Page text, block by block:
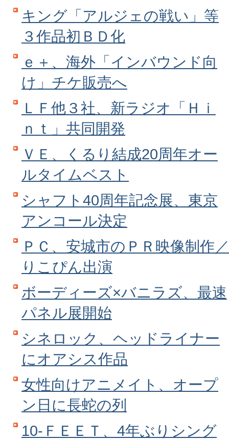
キング「アルジェの戦い」等
３作品初ＢＤ化
ｅ＋、海外「インバウンド向
け」チケ販売へ
ＬＦ他３社、新ラジオ「Ｈｉ
ｎｔ」共同開発
ＶＥ、くるり結成20周年オー
ルタイムベスト
シャフト40周年記念展、東京
アンコール決定
ＰＣ、安城市のＰＲ映像制作／
りこぴん出演
ボーディーズ×バニラズ、最速
パネル展開始
シネロック、ヘッドライナー
にオアシス作品
女性向けアニメイト、オープ
ン日に長蛇の列
10‐ＦＥＥＴ、4年ぶりシング